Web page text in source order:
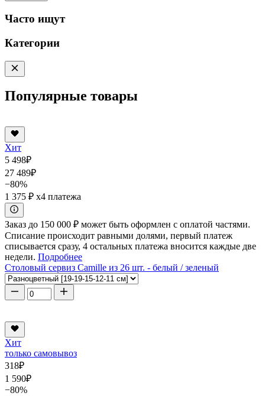
Часто ищут
Категории
Популярные товары
Хит
5 498₽
27 489₽
−80%
1 375 ₽ x4 платежа
Заказ до 150 000 ₽ может быть оформлен с оплатой частями.
Списание происходит равными долями, первый платеж
списывается сразу, 4 остальных платежа вносится каждые две
недели. Подробнее
Столовый сервиз Camille из 26 шт. - белый / зеленый
Хит
только самовывоз
318₽
1 590₽
−80%